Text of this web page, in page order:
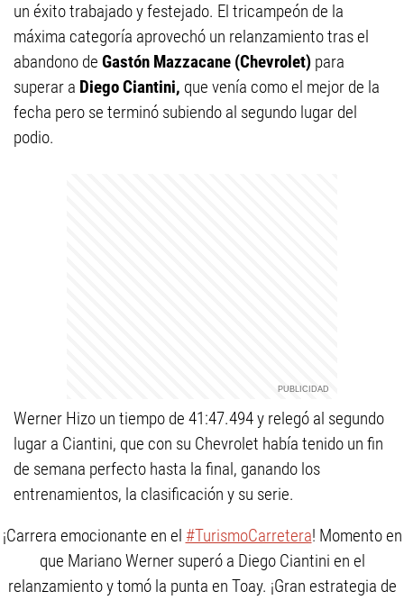
un éxito trabajado y festejado. El tricampeón de la
máxima categoría aprovechó un relanzamiento tras el
abandono de Gastón Mazzacane (Chevrolet) para
superar a Diego Ciantini, que venía como el mejor de la
fecha pero se terminó subiendo al segundo lugar del
podio.
Werner Hizo un tiempo de 41:47.494 y relegó al segundo
lugar a Ciantini, que con su Chevrolet había tenido un fin
de semana perfecto hasta la final, ganando los
entrenamientos, la clasificación y su serie.
¡Carrera emocionante en el #TurismoCarretera! Momento en
que Mariano Werner superó a Diego Ciantini en el
relanzamiento y tomó la punta en Toay. ¡Gran estrategia de